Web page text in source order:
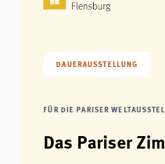
DAUERAUSSTELLUNG
FÜR DIE PARISER
Das Pariser